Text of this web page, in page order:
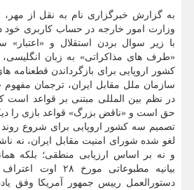
به گزارش خبرگزاری نام به نقل از
وزارت امور خارجه در حساب کاربری خود
با زیر سوال بردن استقلال و «اعتبار»
«طرف های مذاکراتی» به زبان
کشور اروپایی برای بازگرداندن قطعنامه
سازمان ملل مقابل ایران، ترجمان
در نظم بین المللی مبتنی بر قواعد
حق است و «ناقض بزرگ» قواعد بازی را
تصمیم سه کشور اروپایی برای شروع روند
لغو شده شورای امنیت مقابل ایران، نه
و نه بر اساس ارزیابی منطقی؛ بلکه
بیانیه مطبوعاتی